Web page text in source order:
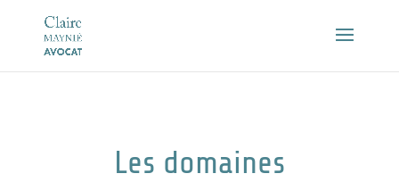
Les domaines